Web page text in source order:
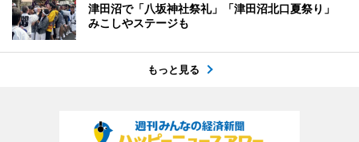
津田沼で「八坂神社祭礼」「津田沼北口夏祭り」
みこしやステージも
もっと見る